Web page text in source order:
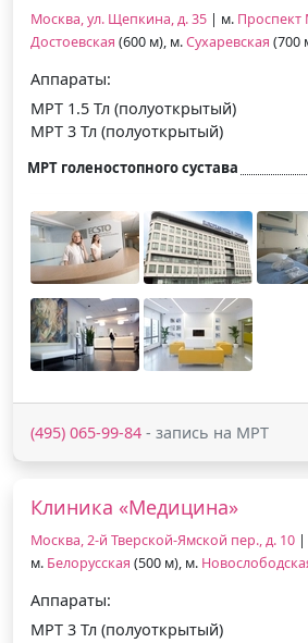
Москва, ул. Щепкина, д. 35 | м. Проспект
Достоевская (600 м), м.Сухаревская (700
Аппараты:
МРТ 1.5 Тл (полуоткрытый)
МРТ 3 Тл (полуоткрытый)
МРТ голеностопного сустава
(495) 065-99-84 - запись на МРТ
Клиника «Медицина»
Москва, 2-й Тверской-Ямской пер., д. 10
м. Белорусская (500 м), м.
Аппараты:
МРТ 3 Тл (полуоткрытый)